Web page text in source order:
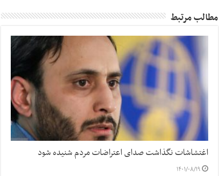
مطالب مرتبط
اغتشاشات نگذاشت صدای اعتراضات مردم شنیده شود
۱۴۰۱/۰۸/۱۹